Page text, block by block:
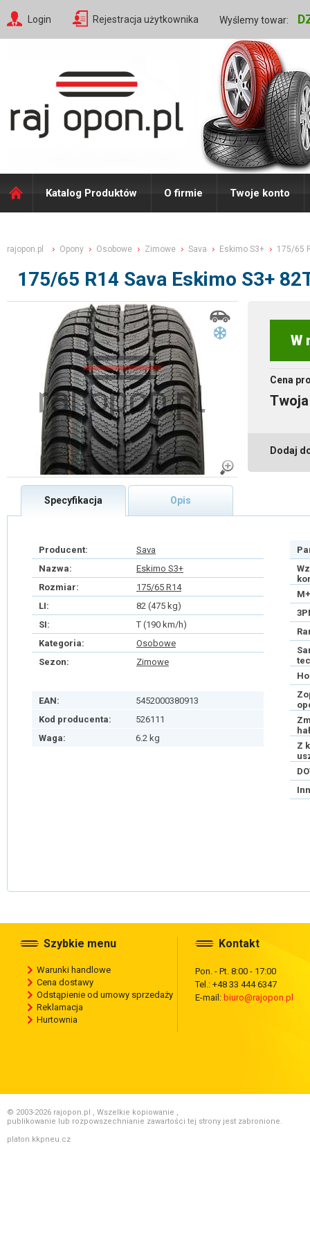
Login Rejestracja użytkownika Wyślemy towar:
Katalog Produktów O firmie Twoje konto
rajopon.pl Opony Osobowe Zimowe Sava Eskimo S3+ 175/65
175/65 R14 Sava Eskimo S3+
W
Cena
Dodaj
Specyfikacja Opis
Producent:
Sava
Nazwa:
Eskimo S3+
Rozmiar:
175/65 R14
LI:
82 (475 kg)
SI:
T (190 km/h)
Kategoria:
Osobowe
Sezon:
Zimowe
EAN:
5452000380913
Kod producenta:
526111
Waga:
6.2 kg
Z
Szybkie menu
Warunki handlowe
Cena dostawy
Odstąpienie od umowy sprzedaży
Reklamacja
Hurtownia
Kontakt
Pon. - Pt. 8:00 - 17:00
Tel.: +48 33 444 6347
E-mail: biuro@rajopon.pl
© 2003-2026 rajopon.pl , Wszelkie kopiowanie ,
publikowanie lub rozpowszechnianie zawartości tej strony jest zabronione.
platon.kkpneu.cz